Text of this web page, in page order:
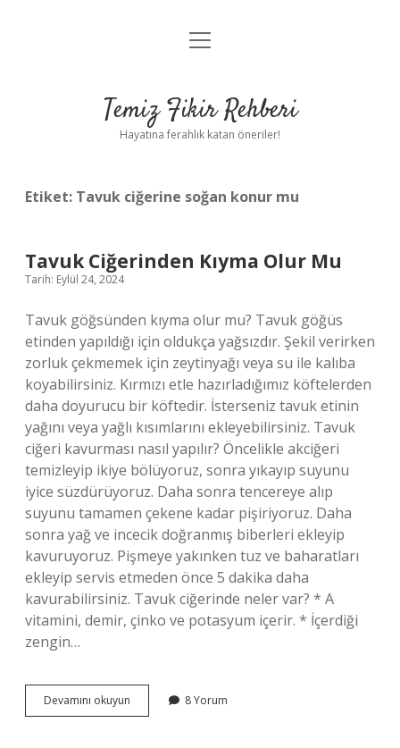
Anasayfa
Yasal Uyarı
menüyü
Temiz Fikir Rehberi
Hayatına ferahlık katan öneriler!
Etiket: Tavuk ciğerine soğan konur mu
Tavuk Ciğerinden Kıyma Olur Mu
Tarih: Eylül 24, 2024
Tavuk göğsünden kıyma olur mu? Tavuk göğüs
etinden yapıldığı için oldukça yağsızdır. Şekil verirken
zorluk çekmemek için zeytinyağı veya su ile kalıba
koyabilirsiniz. Kırmızı etle hazırladığımız köftelerden
daha doyurucu bir köftedir. İsterseniz tavuk etinin
yağını veya yağlı kısımlarını ekleyebilirsiniz. Tavuk
ciğeri kavurması nasıl yapılır? Öncelikle akciğeri
temizleyip ikiye bölüyoruz, sonra yıkayıp suyunu
iyice süzdürüyoruz. Daha sonra tencereye alıp
suyunu tamamen çekene kadar pişiriyoruz. Daha
sonra yağ ve incecik doğranmış biberleri ekleyip
kavuruyoruz. Pişmeye yakınken tuz ve baharatları
ekleyip servis etmeden önce 5 dakika daha
kavurabilirsiniz. Tavuk ciğerinde neler var? * A
vitamini, demir, çinko ve potasyum içerir. * İçerdiği
zengin…
Devamını okuyun
Ciğerinden
8 Yorum